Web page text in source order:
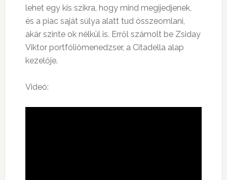
lehet egy kis szikra, hogy mind megijedjenek,
és a piac saját súlya alatt tud összeomlani,
akár szinte ok nélkül is. Erről számolt be Zsiday
Viktor portfóliómenedzser, a Citadella alap
kezelője.
Videó: